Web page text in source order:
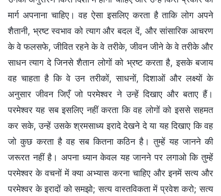
मार्ग अपनाना चाहिए। वह ऐसा इसलिए करता है ताकि लोग अपने
शैतानी, भ्रष्ट स्वभाव को त्याग और बदल दें, और सांसारिक आचरण
के वे फलसफे, जीवित रहने के वे तरीके, जीवन जीने के वे तरीके और
साधन त्याग दे जिनसे शैतान लोगों को भ्रष्ट करता है, इसके बजाय
वह चाहता है कि वे उन तरीकों, साधनों, दिशाओं और लक्ष्यों के
अनुसार जीवन जिएँ जो परमेश्वर ने उन्हें दिखाए और बताए हैं।
परमेश्वर यह सब इसलिए नहीं करता कि वह लोगों को इससे सहमत
कर सके, उन्हें उसके श्रमसाध्य इरादे देखने दे या यह दिखाए कि वह
जो कुछ करता है वह सब कितना कठिन है। तुम्हें यह जानने की
जरूरत नहीं है। अपना ध्यान केवल यह जानने पर लगाओ कि तुम्हें
परमेश्वर के वचनों में क्या अभ्यास करना चाहिए और इनमें सत्य और
परमेश्वर के इरादों को समझो; सत्य वास्तविकता में प्रवेश करो; सत्य